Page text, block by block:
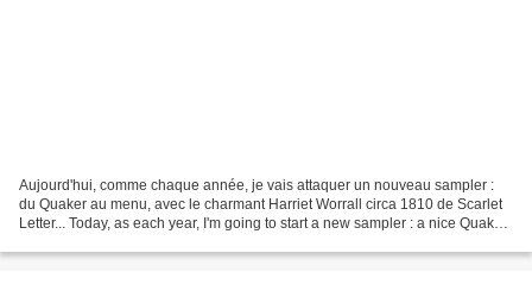
Aujourd'hui, comme chaque année, je vais attaquer un nouveau sampler :
du Quaker au menu, avec le charmant Harriet Worrall circa 1810 de Scarlet
Letter... Today, as each year, I'm going to start a new sampler : a nice Quaker